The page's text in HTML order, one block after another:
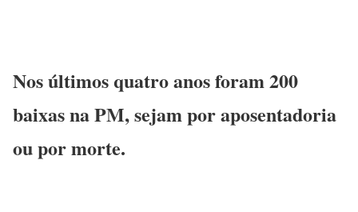
Nos últimos quatro anos foram 200
baixas na PM, sejam por aposentadoria
ou por morte.